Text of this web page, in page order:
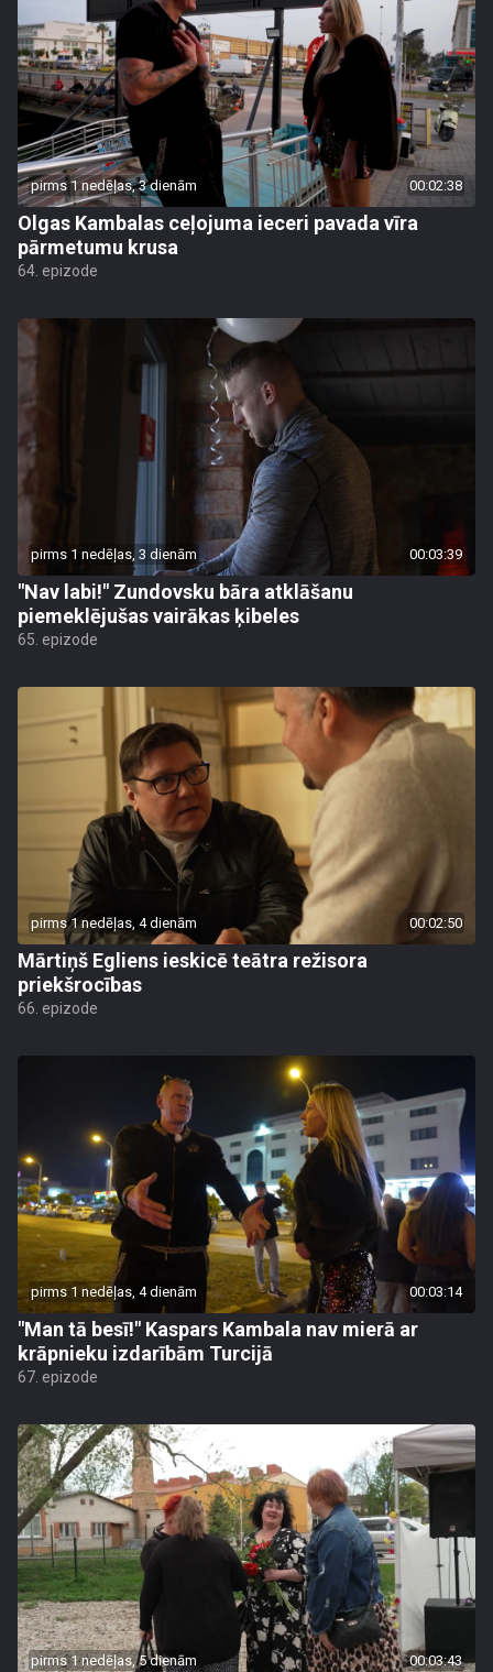
pirms 1 nedēļas, 3 dienām 00:02:38
Olgas Kambalas ceļojuma ieceri pavada vīra
pārmetumu krusa
64. epizode
pirms 1 nedēļas, 3 dienām 00:03:39
"Nav labi!" Zundovsku bāra atklāšanu
piemeklējušas vairākas ķibeles
65. epizode
pirms 1 nedēļas, 4 dienām 00:02:50
Mārtiņš Egliens ieskicē teātra režisora
priekšrocības
66. epizode
pirms 1 nedēļas, 4 dienām 00:03:14
"Man tā besī!" Kaspars Kambala nav mierā ar
krāpnieku izdarībām Turcijā
67. epizode
pirms 1 nedēļas, 5 dienām 00:03:43